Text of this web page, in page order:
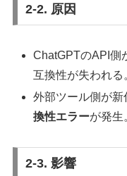
2-2. 原因
ChatGPTのAPI側
互換性が失われる
外部ツール側が
換性エラーが発生
2-3. 影響